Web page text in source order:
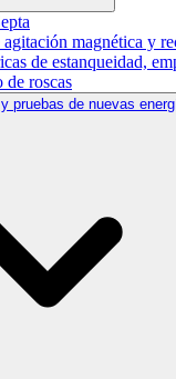
agitación magnética y
de estanqueidad,
de roscas
pruebas de nuevas